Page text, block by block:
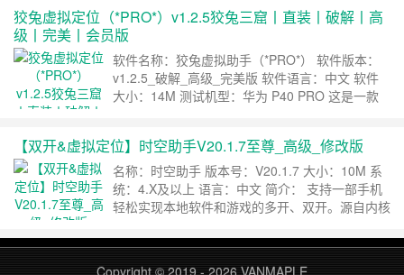
破解版，节约年费500元（涨价），欢迎各位机友
下载。 &nbs……
狡兔虚拟定位（*PRO*）v1.2.5狡兔三窟丨直装丨破解丨高
级丨完美丨会员版
软件名称：狡兔虚拟助手（*PRO*） 软件版本：
v1.2.5_破解_高级_完美版 软件语言：中文 软件
大小：14M 测试机型：华为 P40 PRO 这是一款
集。让App永远无法搜集到真实的手机信息。保护
通讯录数据，让自己的朋友圈不被骚扰 保护自己
的手机相册，让美照安全……继续阅读 »
【双开&虚拟定位】时空助手V20.1.7至尊_高级_修改版
名称：时空助手 版本号：V20.1.7 大小：10M 系
统：4.X及以上 语言：中文 简介： 支持一部手机
轻松实现本地软件和游戏的多开、双开。源自内核
用户必备神器！ 更新说明： V20.1.7至尊_高级_
Copyright © 2019 - 2026 VANMAPLE